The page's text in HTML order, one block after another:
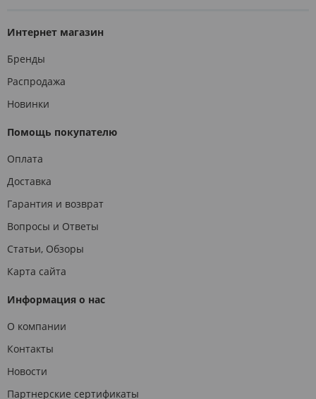
Интернет магазин
Бренды
Распродажа
Новинки
Помощь покупателю
Оплата
Доставка
Гарантия и возврат
Вопросы и Ответы
Статьи, Обзоры
Карта сайта
Информация о нас
О компании
Контакты
Новости
Партнерские сертификаты